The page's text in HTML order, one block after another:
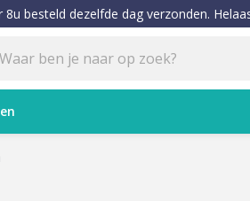
besteld dezelfde dag verzonden.